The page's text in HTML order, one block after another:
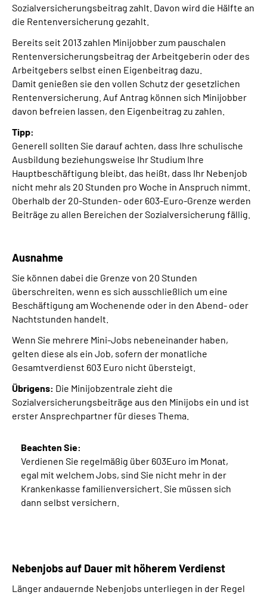
Sozialversicherungsbeitrag zahlt. Davon wird die Hälfte an
die Rentenversicherung gezahlt.
Bereits seit 2013 zahlen Minijobber zum pauschalen
Rentenversicherungsbeitrag der Arbeitgeberin oder des
Arbeitgebers selbst einen Eigenbeitrag dazu.
Damit genießen sie den vollen Schutz der gesetzlichen
Rentenversicherung. Auf Antrag können sich Minijobber
davon befreien lassen, den Eigenbeitrag zu zahlen.
Tipp:
Generell sollten Sie darauf achten, dass Ihre schulische
Ausbildung beziehungsweise Ihr Studium Ihre
Hauptbeschäftigung bleibt, das heißt, dass Ihr Nebenjob
nicht mehr als 20 Stunden pro Woche in Anspruch nimmt.
Oberhalb der 20-Stunden- oder 603-Euro-Grenze werden
Beiträge zu allen Bereichen der Sozialversicherung fällig.
Ausnahme
Sie können dabei die Grenze von 20 Stunden
überschreiten, wenn es sich ausschließlich um eine
Beschäftigung am Wochenende oder in den Abend- oder
Nachtstunden handelt.
Wenn Sie mehrere Mini-Jobs nebeneinander haben,
gelten diese als ein Job, sofern der monatliche
Gesamtverdienst 603 Euro nicht übersteigt.
Übrigens: Die Minijobzentrale zieht die
Sozialversicherungsbeiträge aus den Minijobs ein und ist
erster Ansprechpartner für dieses Thema.
Beachten Sie:
Verdienen Sie regelmäßig über 603Euro im Monat,
egal mit welchem Jobs, sind Sie nicht mehr in der
Krankenkasse familienversichert. Sie müssen sich
dann selbst versichern.
Nebenjobs auf Dauer mit höherem Verdienst
Länger andauernde Nebenjobs unterliegen in der Regel